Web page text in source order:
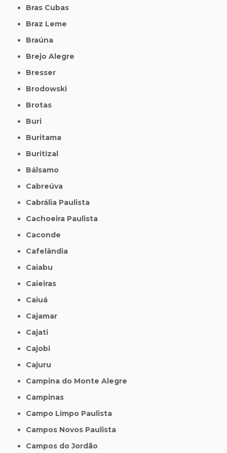
Bras Cubas
Braz Leme
Braúna
Brejo Alegre
Bresser
Brodowski
Brotas
Buri
Buritama
Buritizal
Bálsamo
Cabreúva
Cabrália Paulista
Cachoeira Paulista
Caconde
Cafelândia
Caiabu
Caieiras
Caiuá
Cajamar
Cajati
Cajobi
Cajuru
Campina do Monte Alegre
Campinas
Campo Limpo Paulista
Campos Novos Paulista
Campos do Jordão